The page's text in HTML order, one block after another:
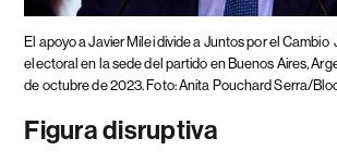
El apoyo a Javier Milei divide a Juntos por el Cambio
electoral en la sede del partido en Buenos Aires,
de octubre de 2023. Foto: Anita Pouchard Serra/
Figura disruptiva